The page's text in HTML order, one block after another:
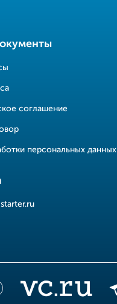
соглашение
персональных данных